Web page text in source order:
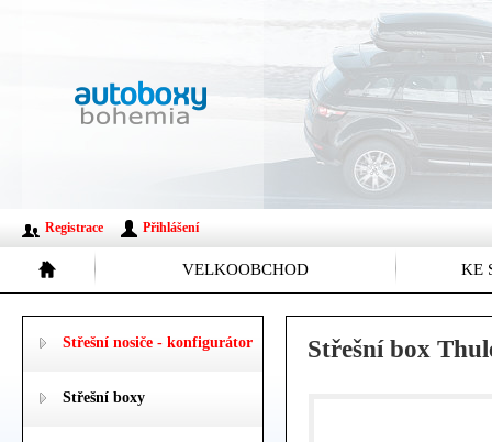
VELKOOBCHOD KE
Registrace Přihlášení
Střešní box
Střešní nosiče - konfigurátor
Střešní boxy